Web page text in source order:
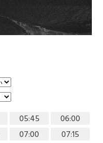
05:45
06:00
07:00
07:15